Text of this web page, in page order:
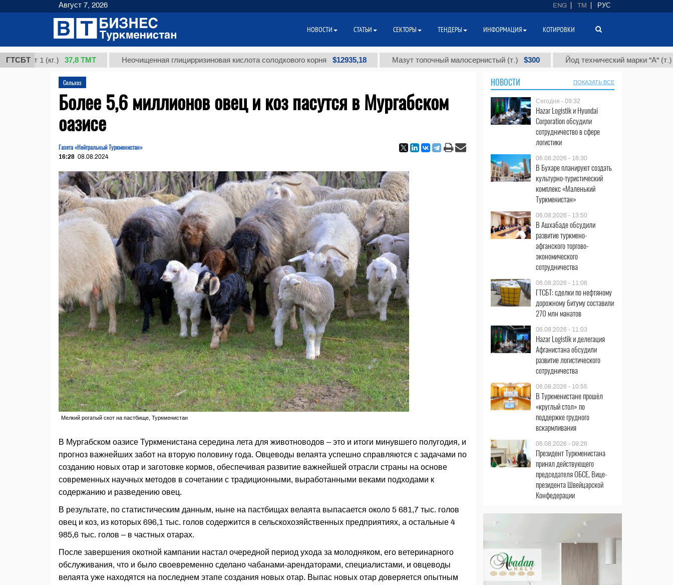
ГТСБТ
1 (кг.) 37,8 ТМТ Неочищенная глицирризиновая кислота солодкового корня $12935,18 Мазут топочный малосернистый (т.) $300 Йод технический марки "А" (т.) $86 000
Сельхоз
Более 5,6 миллионов овец и коз пасутся в Мургабском
оазисе
Газета «Нейтральный Туркменистан»
16:28 08.08.2024
Мелкий рогатый скот на пастбище, Туркменистан
В Мургабском оазисе Туркменистана середина лета для животноводов – это и итоги минувшего полугодия, и
прогноз важнейших забот на вторую половину года. Овцеводы велаята успешно справляются с задачами по
созданию новых отар и заготовке кормов, обеспечивая развитие важнейшей отрасли страны на основе
современных научных методов в сочетании с традиционными, выработанными веками подходами к
содержанию и разведению овец.
В результате, по статистическим данным, ныне на пастбищах велаята выпасается около 5 681,7 тыс. голов
овец и коз, из которых 696,1 тыс. голов содержится в сельскохозяйственных предприятиях, а остальные 4
985,6 тыс. голов – в частных отарах.
После завершения окотной кампании настал очередной период ухода за молодняком, его ветеринарного
обслуживания, что и было своевременно сделано чабанами-арендаторами, специалистами, и овцеводы
велаята уже находятся на последнем этапе создания новых отар. Выпас новых отар доверяется опытным
НОВОСТИ ПОКАЗАТЬ ВСЕ
Сегодня - 09:32
Hazar Logistik и Hyundai
Corporation обсудили
сотрудничество в сфере
логистики
06.08.2026 - 16:30
В Бухаре планируют создать
культурно-туристический
комплекс «Маленький
Туркменистан»
06.08.2026 - 13:50
В Ашхабаде обсудили
развитие туркмено-
афганского торгово-
экономического
сотрудничества
06.08.2026 - 11:06
ГТСБТ: сделки по нефтяному
дорожному битуму составили
270 млн манатов
06.08.2026 - 11:03
Hazar Logistik и делегация
Афганистана обсудили
развитие логистического
сотрудничества
06.08.2026 - 10:55
В Туркменистане прошёл
«круглый стол» по
поддержке грудного
вскармливания
06.08.2026 - 09:26
Президент Туркменистана
принял действующего
председателя ОБСЕ, Вице-
президента Швейцарской
Конфедерации
Август 7, 2026 ENG TM РУС
НОВОСТИ СТАТЬИ СЕКТОРЫ ТЕНДЕРЫ ИНФОРМАЦИЯ КОТИРОВКИ